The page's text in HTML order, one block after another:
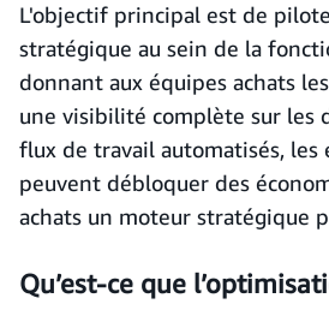
L'objectif principal est de
stratégique au sein de la
donnant aux équipes achats
une visibilité complète sur les
flux de travail automatisés, les
peuvent débloquer des
achats un moteur stratégique
Qu’est-ce que